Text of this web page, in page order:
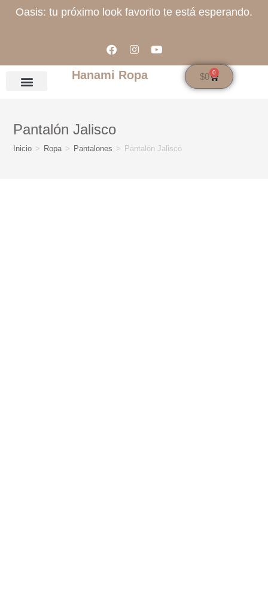
Oasis: tu próximo look favorito te está esperando.
Hanami Ropa $0 0
Pantalón Jalisco
Inicio > Ropa > Pantalones > Pantalón Jalisco